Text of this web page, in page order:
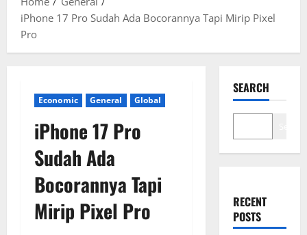
iPhone 17 Pro Sudah Ada Bocorannya Tapi Mirip Pixel
Pro
Economic General Global
iPhone 17 Pro
Sudah Ada
Bocorannya Tapi
Mirip Pixel Pro
SEARCH
RECENT
POSTS